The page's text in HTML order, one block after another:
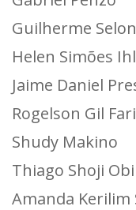
Guilherme
Helen Simões
Jaime Daniel
Rogelson Gil
Shudy Makino
Thiago Shoji
Amanda Kerilim